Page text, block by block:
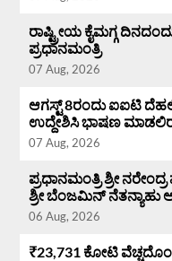
ರಾಷ್ಟ್ರೀಯ ಕೈಮಗ್ಗ
ಪ್ರಧಾನಮಂತ್ರಿ
07 Aug, 2026
ಆಗಸ್ಟ್ 8ರಂದು ಐಐಟಿ
ಉದ್ದೇಶಿಸಿ ಭಾಷಣ
07 Aug, 2026
ಪ್ರಧಾನಮಂತ್ರಿ ಶ್ರೀ
ಶ್ರೀ ಬೆಂಜಮಿನ್‌ ನೆತನ್ಯಾಹು
06 Aug, 2026
₹23,731 ಕೋಟಿ